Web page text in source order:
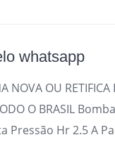
whatsapp
OU RETIFICA
O BRASIL
Pressão Hr 2.5 A